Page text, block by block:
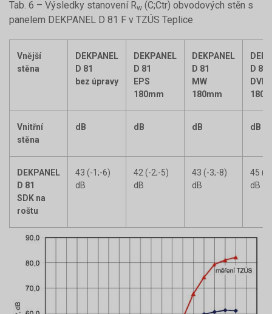
Tab. 6 – Výsledky stanovení Rw (C;Ctr) obvodových stěn s
panelem DEKPANEL D 81 F v TZÚS Teplice
Vnější
stěna
DEKPANEL
D 81
bez úpravy
DEKPANEL
D 81
EPS
180mm
DEKPANEL
D 81
MW
180mm
D 81
DVD
Vnitřní
stěna
dB dB dB dB
DEKPANEL
D 81
SDK na
roštu
43 (-1;-6)
dB
42 (-2;-5)
dB
43 (-3;-8)
dB
45 (-
dB